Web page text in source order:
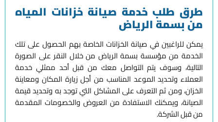
طرق طلب خدمة صيانة خزانات المياه
من بسمة الرياض
يمكن للراغبين في صيانة الخزانات الخاصة بهم الحصول على تلك
الخدمة من مؤسسة بسمة الرياض من خلال النقر على الصورة
التالية، وسوف يتم التواصل معك من قبل أحد ممثلي خدمة
العملاء وتحديد الموعد المناسب من أجل زيارة المكان ومعاينة
الخزان، ومن ثم التعرف على المشاكل التي توجد به وتحديد قيمة
الصيانة، ويمكنك الاستفادة من العروض والخصومات المقدمة
من قبل الشركة.